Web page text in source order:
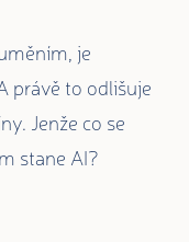
je
právě to odlišuje
Jenže co se
stane AI?